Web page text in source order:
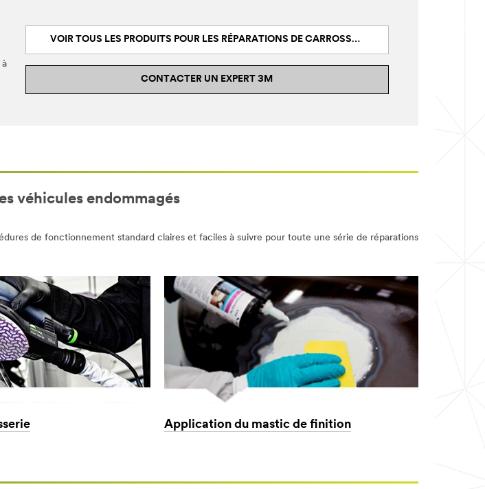
VOIR TOUS LES PRODUITS POUR LES RÉPARATIONS DE CARROSSERIE
CONTACTER UN EXPERT 3M
véhicules endommagés
de fonctionnement standard claires et faciles à suivre pour toute une série de réparations
Application du mastic de finition